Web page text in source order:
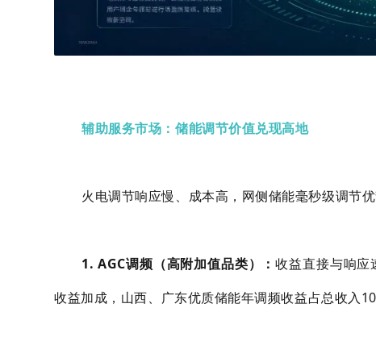
辅助服务市场：储能调节价值兑现高地
火电调节响应慢、成本高，网侧储能毫秒级调节
1. AGC调频（高附加值品类）：收益直接与响
收益加成，山西、广东优质储能年调频收益占总收入